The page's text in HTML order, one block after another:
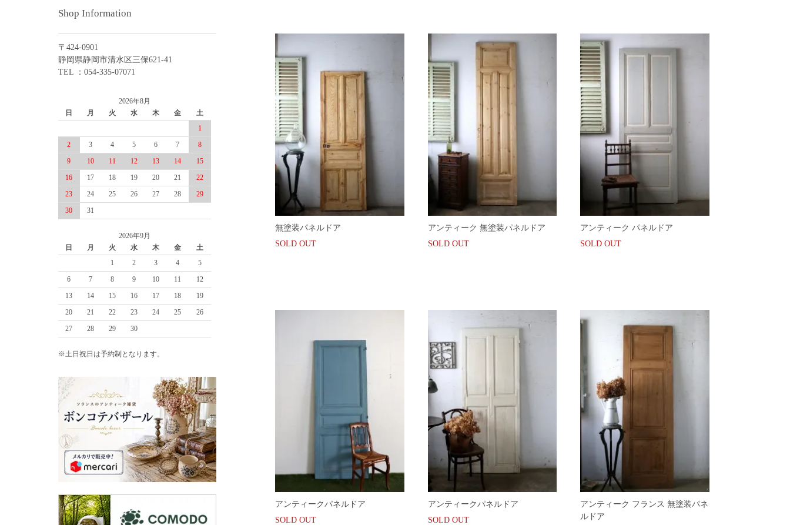
無塗装パネルドア
SOLD OUT
アンティーク 無塗装パネルドア
SOLD OUT
アンティーク パネルドア
SOLD OUT
アンティークパネルドア
SOLD OUT
アンティークパネルドア
SOLD OUT
アンティーク フランス 無塗装パネ
ルドア
Shop Information
〒424-0901
静岡県静岡市清水区三保621-41
TEL ：054-335-07071
2026年8月
日
月 火 水 木 金
土
1
2
3 4 5 6 7
8
9
10 11 12 13 14
15
16
17 18 19 20 21
22
23
24 25 26 27 28
29
30
31
2026年9月
日
月 火 水 木 金
土
1
2 3 4
5
6
7 8 9 10 11
12
13
14 15 16 17 18
19
20
21 22 23 24 25
26
27
28 29 30
※土日祝日は予約制となります。